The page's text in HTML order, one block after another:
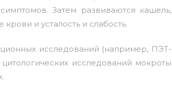
Затем развиваются кашель,
и усталость и слабость.
исследований (например, ПЭТ-
исследований мокроты